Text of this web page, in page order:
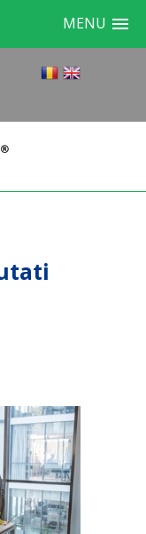
MENU